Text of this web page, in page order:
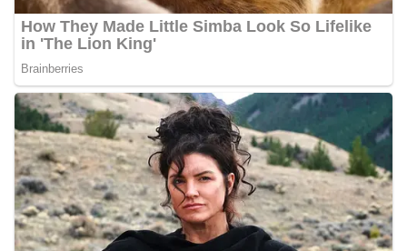
rangka menyambut Hari Ulang Tahun
Kemerdekaan Republik Indonesia yang ke-81,
Bhabinkamtibmas Kelurahan Sunggal, Aiptu
Muliyadi Suraukur, melaksanakan kegiatan
sambang Door to Door System (DDS) kepada
warga di wilayah Kelurahan Sunggal, Kecamatan
Medan Sunggal, pada Rabu (05/08/2026).‎‎Kegiatan
tersebut berlangsung sejak pukul 09.00 WIB
hingga selesai, menyasar rumah-rumah warga di
beberapa lingkungan yang ada di kelurahan
tersebut.‎Sambang Langsung ke Rumah
Warga‎Dalam kegiatan ini, Aiptu Muliyadi
Suraukur mendatangi warga secara langsung dari